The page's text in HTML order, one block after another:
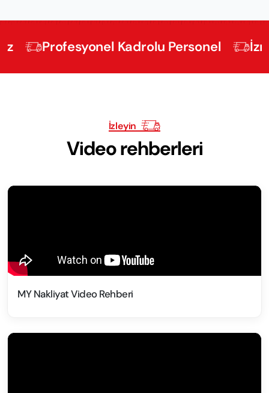
Profesyonel Kadrolu Personel İzmir
İzleyin
Video rehberleri
MY Nakliyat Video Rehberi